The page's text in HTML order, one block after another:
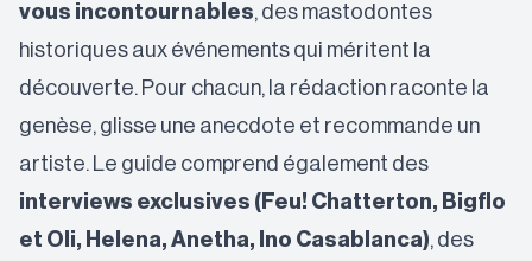
vous incontournables, des mastodontes
historiques aux événements qui méritent la
découverte. Pour chacun, la rédaction raconte la
genèse, glisse une anecdote et recommande un
artiste. Le guide comprend également des
interviews exclusives (Feu! Chatterton, Bigflo
et Oli, Helena, Anetha, Ino Casablanca), des